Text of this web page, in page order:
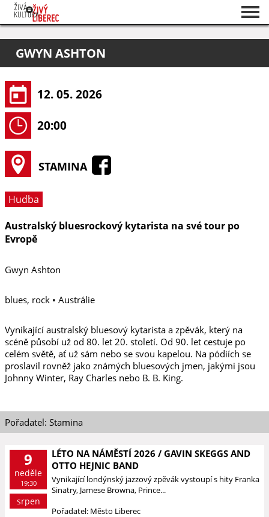
O projektu
Pořadatelé
GWYN ASHTON
12. 05. 2026
20:00
STAMINA
Hudba
Australský bluesrockový kytarista na své tour po
Evropě
Gwyn Ashton
blues, rock • Austrálie
Vynikající australský bluesový kytarista a zpěvák, který na
scéně působí už od 80. let 20. století. Od 90. let cestuje po
celém světě, ať už sám nebo se svou kapelou. Na pódiích se
proslavil rovněž jako známých bluesových jmen, jakými jsou
Johnny Winter, Ray Charles nebo B. B. King.
Pořadatel: Stamina
9
neděle
19:30
srpen
LÉTO NA NÁMĚSTÍ 2026 / GAVIN SKEGGS AND
OTTO HEJNIC BAND
Vynikající londýnský jazzový zpěvák vystoupí s hity Franka
Sinatry, Jamese Browna, Prince...
Pořadatel: Město Liberec